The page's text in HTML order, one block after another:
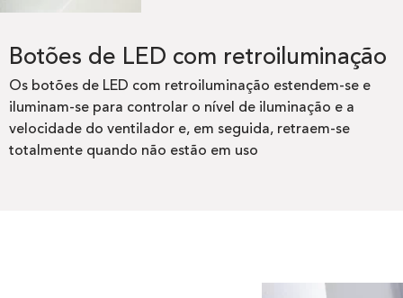
Botões de LED com retroiluminação
Os botões de LED com retroiluminação estendem-se e
iluminam-se para controlar o nível de iluminação e a
velocidade do ventilador e, em seguida, retraem-se
totalmente quando não estão em uso